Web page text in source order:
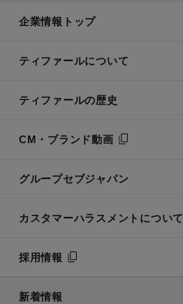
企業情報トップ
ティファールについて
ティファールの歴史
CM・ブランド動画
グループセブジャパン
カスタマーハラスメントについて
採用情報
新着情報